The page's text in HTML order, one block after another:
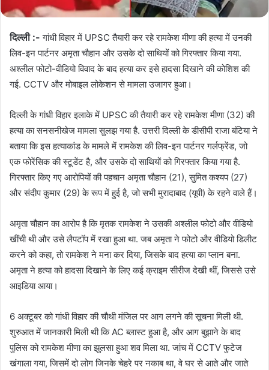
दिल्ली :- गांधी विहार में UPSC तैयारी कर रहे रामकेश मीणा की हत्या में उनकी
लिव-इन पार्टनर अमृता चौहान और उसके दो साथियों को गिरफ्तार किया गया.
अश्लील फोटो-वीडियो विवाद के बाद हत्या कर इसे हादसा दिखाने की कोशिश की
गई. CCTV और मोबाइल लोकेशन से मामला उजागर हुआ।
दिल्ली के गांधी विहार इलाके में UPSC की तैयारी कर रहे रामकेश मीणा (32) की
हत्या का सनसनीखेज मामला सुलझ गया है. उत्तरी दिल्ली के डीसीपी राजा बंटिया ने
बताया कि इस हत्याकांड के मामले में रामकेश की लिव-इन पार्टनर गर्लफ्रेंड, जो
एक फोरेंसिक की स्टूडेंट है, और उसके दो साथियों को गिरफ्तार किया गया है.
गिरफ्तार किए गए आरोपियों की पहचान अमृता चौहान (21), सुमित कश्यप (27)
और संदीप कुमार (29) के रूप में हुई है, जो सभी मुरादाबाद (यूपी) के रहने वाले हैं।
अमृता चौहान का आरोप है कि मृतक रामकेश ने उसकी अश्लील फोटो और वीडियो
खींची थी और उसे लैपटॉप में रखा हुआ था. जब अमृता ने फोटो और वीडियो डिलीट
करने को कहा, तो रामकेश ने मना कर दिया, जिसके बाद हत्या का प्लान बना.
अमृता ने हत्या को हादसा दिखाने के लिए कई क्राइम सीरीज देखी थीं, जिससे उसे
आइडिया आया।
6 अक्टूबर को गांधी विहार की चौथी मंजिल पर आग लगने की सूचना मिली थी.
शुरुआत में जानकारी मिली थी कि AC ब्लास्ट हुआ है, और आग बुझाने के बाद
पुलिस को रामकेश मीणा का झुलसा हुआ शव मिला था. जांच में CCTV फुटेज
खंगाला गया, जिसमें दो लोग जिनके चेहरे पर नकाब था, वे घर से आते और जाते